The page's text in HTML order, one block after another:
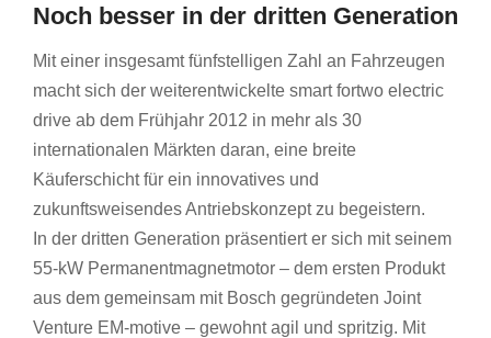
Noch besser in der dritten Generation
Mit einer insgesamt fünfstelligen Zahl an Fahrzeugen
macht sich der weiterentwickelte smart fortwo electric
drive ab dem Frühjahr 2012 in mehr als 30
internationalen Märkten daran, eine breite
Käuferschicht für ein innovatives und
zukunftsweisendes Antriebskonzept zu begeistern.
In der dritten Generation präsentiert er sich mit seinem
55-kW Permanentmagnetmotor – dem ersten Produkt
aus dem gemeinsam mit Bosch gegründeten Joint
Venture EM-motive – gewohnt agil und spritzig. Mit